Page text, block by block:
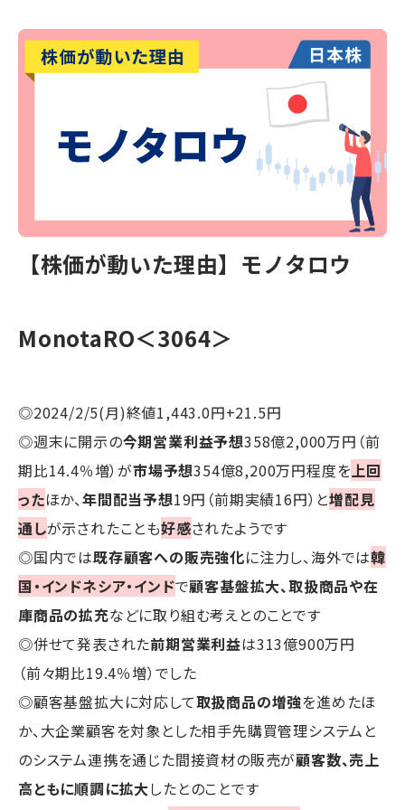
【株価が動いた理由】モノタロウ
MonotaRO＜3064＞
◎2024/2/5(月)終値1,443.0円+21.5円
◎週末に開示の今期営業利益予想358億2,000万円（前
期比14.4％増）が市場予想354億8,200万円程度を 上回
ったほか、年間配当予想19円（前期実績16円）と増配見
通しが示されたことも好感されたようです
◎国内では既存顧客への販売強化に注力し、海外では韓
国・インドネシア・インドで顧客基盤拡大、取扱商品や在
庫商品の拡充などに取り組む考えとのことです
◎併せて発表された前期営業利益は313億900万円
（前々期比19.4％増）でした
◎顧客基盤拡大に対応して取扱商品の増強を進めたほ
か、大企業顧客を対象とした相手先購買管理システムと
のシステム連携を通じた間接資材の販売が顧客数、売上
高ともに順調に拡大したとのことです